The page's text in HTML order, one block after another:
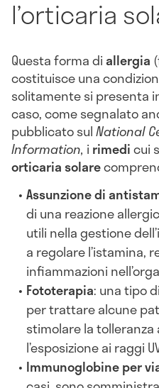
l’orticaria
Questa forma diallergia
costituisce una
solitamente si presenta
caso, come segnalato
pubblicato sulNational
Information, i rimedicui
orticaria solare
Assunzione di
di una reazione
utili nella gestione
a regolare l’istamina,
infiammazioni
Fototerapia: una tipo di
per trattare alcune
stimolare la
l’esposizione ai raggi
Immunoglobine per